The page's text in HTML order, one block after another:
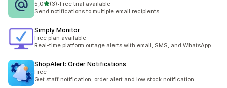
5,0/ 5 tähteä
(3)
3 arvostelua yhteensä
•Free trial available
Send notifications to multiple email recipients
Simply Monitor
Free plan available
Real-time platform outage alerts with email, SMS, and WhatsApp
ShopAlert: Order Notifications
Free
Get staff notification, order alert and low stock notification